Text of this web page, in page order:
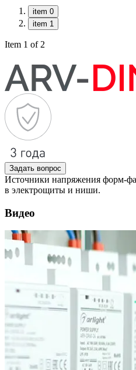
item 0
item 1
Item 1 of 2
Задать вопрос
Источники напряжения форм-
в электрощиты и ниши.
Видео